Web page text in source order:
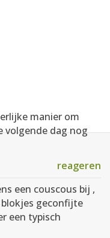
manier om
volgende dag nog
reageren
een couscous bij ,
geconfijte
een typisch